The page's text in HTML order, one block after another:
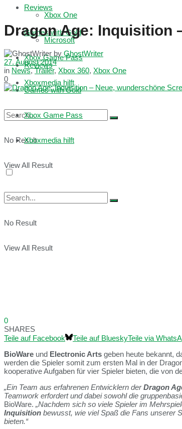
Reviews
Games with Gold
Xbox Game Pass
Xboxmedia hilft
No Result
View All Result
Xbox One
Microsoft
Reviews
Games with Gold
Xbox Game Pass
Xboxmedia hilft
No Result
View All Result
Dragon Age: Inquisition
by GhostWriter
27. August 2014
in News,Trailer, Xbox 360, Xbox One
0
0
SHARES
Teile auf Facebook
Teile auf BlueskyTeile via
BioWare und Electronic Arts geben heute bekannt,
werden die Spieler somit zum ersten Mal in der
kooperative Aufgaben für vier Spieler bieten, die von
„Ein Team aus erfahrenen Entwicklern derDragon
Teamwork erfordert und dabei sowohl die
BioWare. „Nachdem sich so viele Spieler im
Inquisition bewusst, wie viel Spaß die Fans unserer
bieten.“